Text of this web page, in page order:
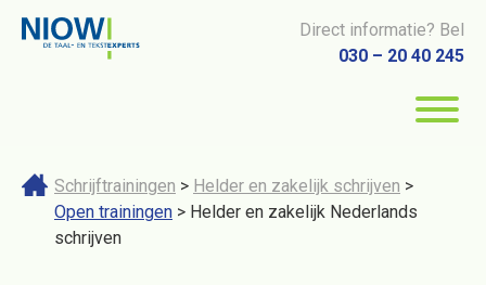
Direct informatie? Bel
030 – 20 40 245
Schrijftrainingen > Helder en zakelijk schrijven >
Open trainingen > Helder en zakelijk Nederlands
schrijven